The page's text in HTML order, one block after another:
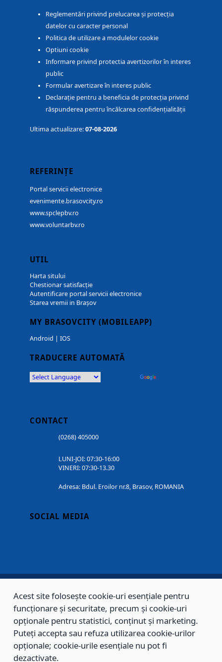
Reglementări privind prelucarea și protecția
datelor cu caracter personal
Politica de utilizare a modulelor cookie
Optiuni cookie
Informare privind protectia avertizorilor în interes
public
Formular avertizare în interes public
Declarație pentru a beneficia de protecția privind
răspunderea pentru încălcarea confidențialității
Ultima actualizare:07-08-2026
REFERINȚE
Portal servicii electronice
evenimente.brasovcity.ro
www.spclepbv.ro
www.voluntarbv.ro
UTIL
Harta sitului
Chestionar satisfacție
Autentificare portal servicii electronice
Starea vremii in Brașov
MY BRASOVCITY (MOBILEAPP)
Android | IOS
TRADUCERE AUTOMATĂ
CONTACT
(0268) 405000
LUNI-JOI: 07:30-16:00
VINERI: 07:30-13.30
Adresa: Bdul. Eroilor nr.8, Brasov, ROMANIA
SOCIAL MEDIA
Copyright © 2002 - 2026 - PRIMĂRIA MUNICIPIULUI BRAȘOV, toate drepturile
rezervate.
Sitemap Contact
Acest site folosește cookie-uri esențiale pentru
funcționare și securitate, precum și cookie-uri
opționale pentru statistici, conținut și marketing.
Puteți accepta sau refuza utilizarea cookie-urilor
opționale; cookie-urile esențiale nu pot fi
dezactivate.